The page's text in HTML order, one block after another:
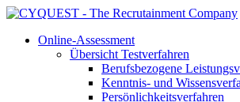
Online-Assessment
Übersicht Testverfahren
Berufsbezogene
Kenntnis- und
Persönlichkeitsverfahren